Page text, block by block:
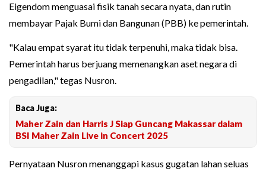
Eigendom menguasai fisik tanah secara nyata, dan rutin
membayar Pajak Bumi dan Bangunan (PBB) ke pemerintah.
"Kalau empat syarat itu tidak terpenuhi, maka tidak bisa.
Pemerintah harus berjuang memenangkan aset negara di
pengadilan," tegas Nusron.
Baca Juga:
Maher Zain dan Harris J Siap Guncang Makassar dalam
BSI Maher Zain Live in Concert 2025
Pernyataan Nusron menanggapi kasus gugatan lahan seluas